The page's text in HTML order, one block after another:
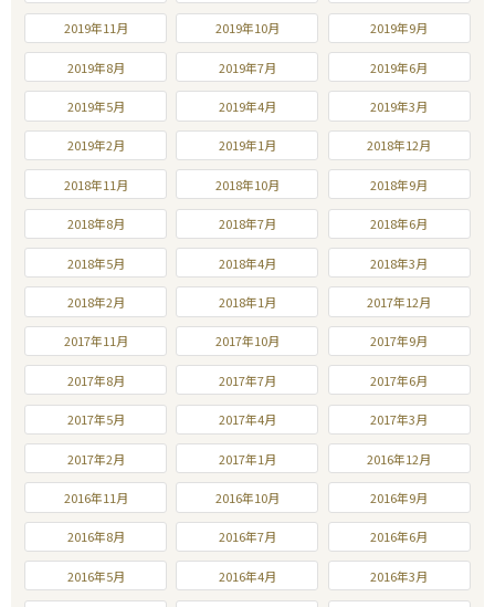
2019年11月 2019年10月 2019年9月
2019年8月 2019年7月 2019年6月
2019年5月 2019年4月 2019年3月
2019年2月 2019年1月 2018年12月
2018年11月 2018年10月 2018年9月
2018年8月 2018年7月 2018年6月
2018年5月 2018年4月 2018年3月
2018年2月 2018年1月 2017年12月
2017年11月 2017年10月 2017年9月
2017年8月 2017年7月 2017年6月
2017年5月 2017年4月 2017年3月
2017年2月 2017年1月 2016年12月
2016年11月 2016年10月 2016年9月
2016年8月 2016年7月 2016年6月
2016年5月 2016年4月 2016年3月